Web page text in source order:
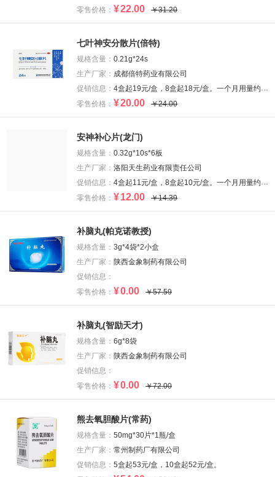
零售价格： ¥22.00 ￥31.20
七叶神安分散片(倍特)
规格含量： 0.21g*24s
生产厂家： 成都倍特药业有限公司
促销信息： 4盒起19元/盒，8盒起18元/盒。一个月用量约8盒。
零售价格： ¥20.00 ￥24.00
安神补心片(龙门)
规格含量： 0.32g*10s*6板
生产厂家： 洛阳天生药业有限责任公司
促销信息： 4盒起11元/盒，8盒起10元/盒。一个月用量约8盒。
零售价格： ¥12.00 ￥14.39
补脑丸(帕克诺教授)
规格含量： 3g*4袋*2小盒
生产厂家： 陕西金象制药有限公司
促销信息：
零售价格： ¥0.00 ￥57.59
补脑丸(智励天才)
规格含量： 6g*8袋
生产厂家： 陕西金象制药有限公司
促销信息：
零售价格： ¥0.00 ￥72.00
熊去氧胆酸片(常药)
规格含量： 50mg*30片*1瓶/盒
生产厂家： 常州制药厂有限公司
促销信息： 5盒起53元/盒，10盒起52元/盒。